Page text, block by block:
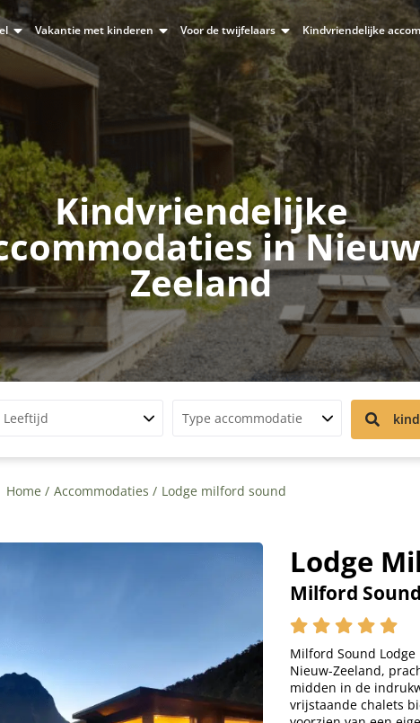
Vakantie met kinderen Voor de twijfelaars Kindvriendelijke
Kindvriendelijke
in
Zeeland
Leeftijd Type accommodatie
Home Accommodaties Lodge milford sound
Lodge
Milford
Milford Sound
Nieuw-Zeeland,
midden in de
vrijstaande chalets